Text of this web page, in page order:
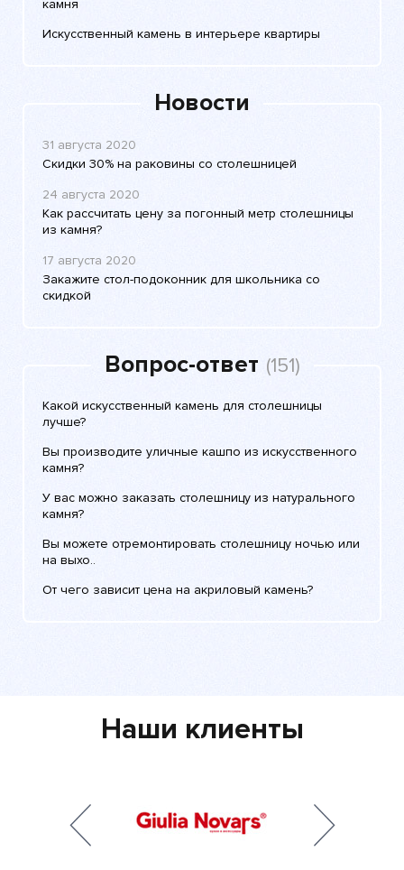
камня
Искусственный камень в интерьере квартиры
Новости
31 августа 2020
Скидки 30% на раковины со столешницей
24 августа 2020
Как рассчитать цену за погонный метр столешницы
из камня?
17 августа 2020
Закажите стол-подоконник для школьника со
скидкой
Вопрос-ответ (151)
Какой искусственный камень для столешницы
лучше?
Вы производите уличные кашпо из искусственного
камня?
У вас можно заказать столешницу из натурального
камня?
Вы можете отремонтировать столешницу ночью или
на выхо..
От чего зависит цена на акриловый камень?
Наши клиенты